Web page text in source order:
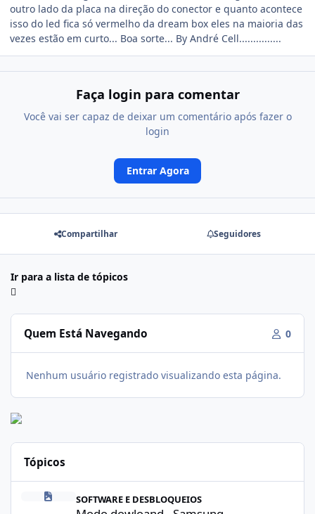
outro lado da placa na direção do conector e quanto acontece
isso do led fica só vermelho da dream box eles na maioria das
vezes estão em curto... Boa sorte... By André Cell...............
Faça login para comentar
Você vai ser capaz de deixar um comentário após fazer o
login
Entrar Agora
Compartilhar Seguidores
Ir para a lista de tópicos
Quem Está Navegando 0
Nenhum usuário registrado visualizando esta página.
Tópicos
Modo dowloand - Samsung
SOFTWARE E DESBLOQUEIOS